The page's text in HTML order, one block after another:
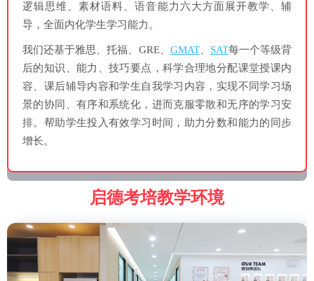
逻辑思维、素材语料、语音能力六大方面展开教学、辅
导，全面内化学生学习能力。
我们还基于雅思、托福、GRE、 GMAT、 SAT每一个等级背
后的知识、能力、技巧要点，科学合理地分配课堂授课内
容、课后辅导内容和学生自我学习内容，实现不同学习场
景的协同、有序和系统化，进而克服零散和无序的学习安
排。帮助学生投入有效学习时间，助力分数和能力的同步
增长。
启德考培教学环境